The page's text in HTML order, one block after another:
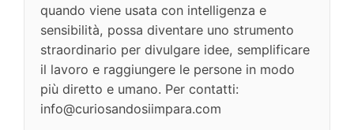
quando viene usata con intelligenza e
sensibilità, possa diventare uno strumento
straordinario per divulgare idee, semplificare
il lavoro e raggiungere le persone in modo
più diretto e umano. Per contatti:
info@curiosandosiimpara.com